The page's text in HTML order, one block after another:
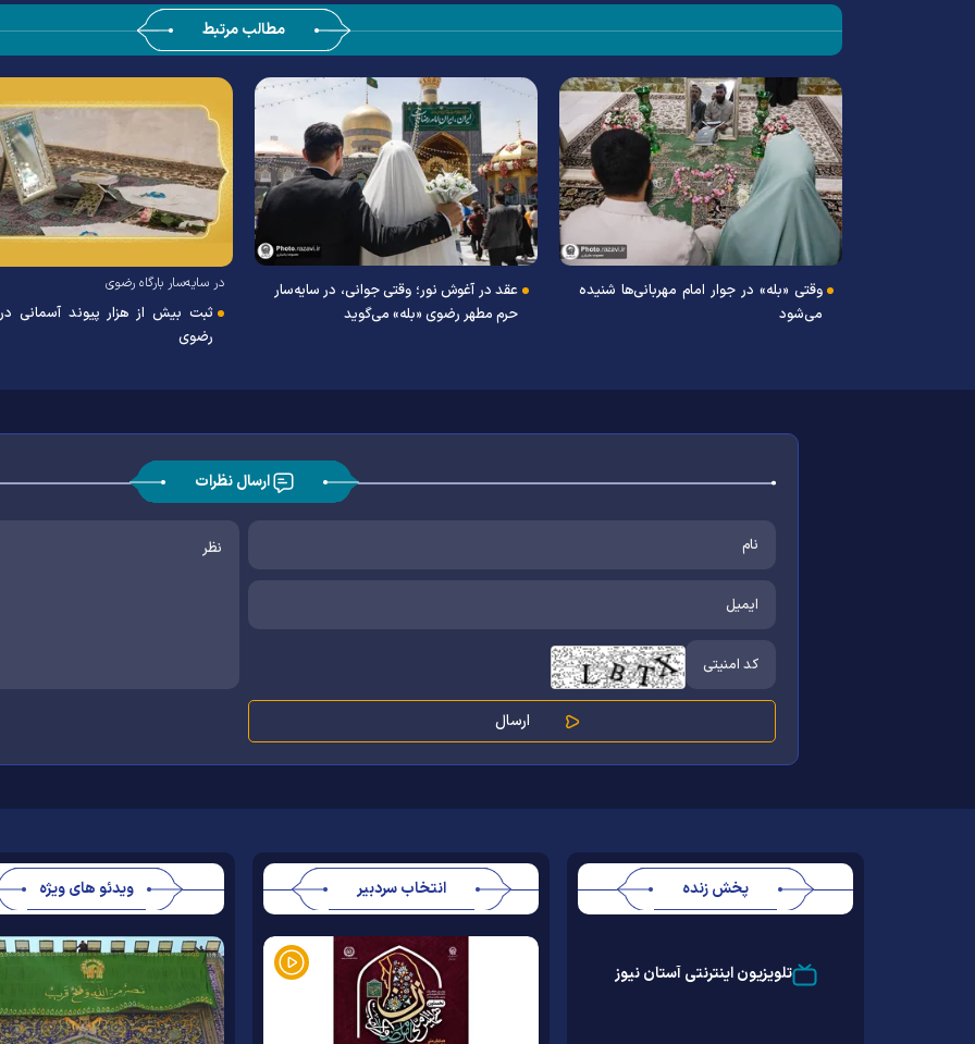
مطالب مرتبط
وقتی «بله» در جوار امام مهربانی‌ها شنیده
می‌شود
عقد در آغوش نور؛ وقتی جوانی، در سایه‌سار
حرم مطهر رضوی «بله» می‌گوید
در سایه‌سار بارگاه رضوی
ثبت بیش از هزار پیوند آسمانی
رضوی
ارسال نظرات
پخش زنده
تلویزیون اینترنتی آستان نیوز
انتخاب سردبیر ویدئو های ویژه